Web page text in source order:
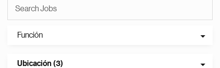
Función
Ubicación (3)